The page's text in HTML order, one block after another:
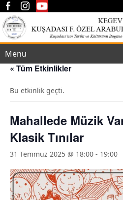
Menu
« Tüm Etkinlikler
Bu etkinlik geçti.
Mahallede Müzik
Klasik Tınılar
31 Temmuz 2025 @ 18:00 - 19:00